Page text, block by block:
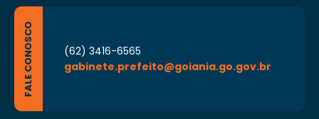
FALE CONOSCO
(62) 3416-6565
gabinete.prefeito@goiania.go.gov.br